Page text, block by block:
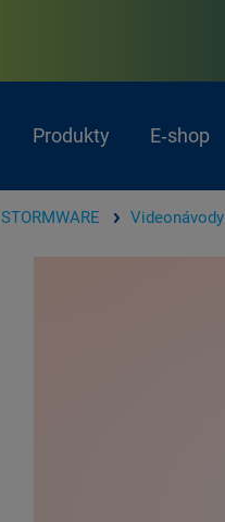
Produkty E‑shop
STORMWARE Videonávody